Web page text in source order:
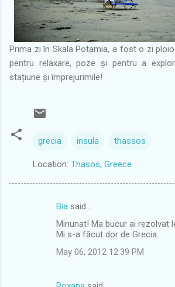
Prima zi în Skala Potamia, a fost o zi
pentru relaxare, poze și pentru a
stațiune și împrejurimile!
grecia insula thassos
Location: Thasos, Greece
Bia said…
Minunat! Ma bucur ai rezolvat
Mi s-a făcut dor de Grecia...
May 06, 2012 12:39 PM